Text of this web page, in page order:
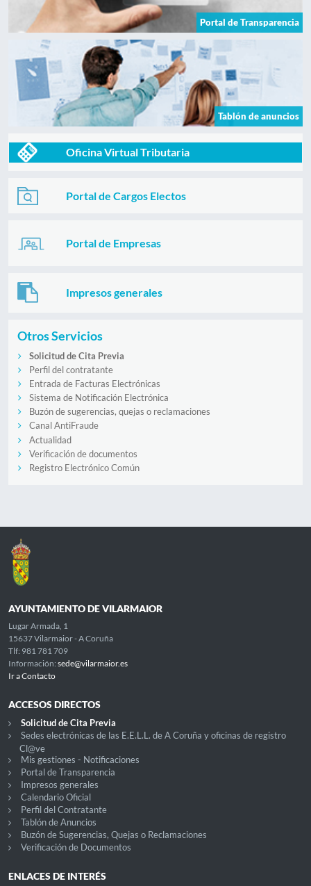
Portal de Transparencia
Tablón de anuncios
Oficina Virtual Tributaria
Portal de Cargos Electos
Portal de Empresas
Impresos generales
Otros Servicios
Solicitud de Cita Previa
Perfil del contratante
Entrada de Facturas Electrónicas
Sistema de Notificación Electrónica
Buzón de sugerencias, quejas o reclamaciones
Canal AntiFraude
Actualidad
Verificación de documentos
Registro Electrónico Común
AYUNTAMIENTO DE VILARMAIOR
Lugar Armada, 1
15637 Vilarmaior - A Coruña
Tlf: 981 781 709
Información: sede@vilarmaior.es
Ir a Contacto
ACCESOS DIRECTOS
Solicitud de Cita Previa
Sedes electrónicas de las E.E.L.L. de A Coruña y oficinas de registro
Cl@ve
Mis gestiones - Notificaciones
Portal de Transparencia
Impresos generales
Calendario Oficial
Perfil del Contratante
Tablón de Anuncios
Buzón de Sugerencias, Quejas o Reclamaciones
Verificación de Documentos
ENLACES DE INTERÉS